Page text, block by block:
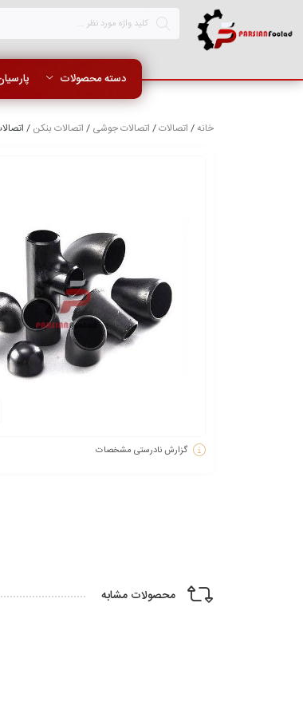
دسته محصولات
خانه/ اتصالات/ اتصالات جوشی / اتصالات بنکن /
گزارش نادرستی مشخصات
محصولات مشابه